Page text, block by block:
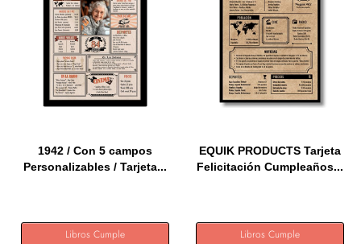
1942 / Con 5 campos
Personalizables / Tarjeta...
Libros Cumple
EQUIK PRODUCTS Tarjeta
Felicitación Cumpleaños...
Libros Cumple